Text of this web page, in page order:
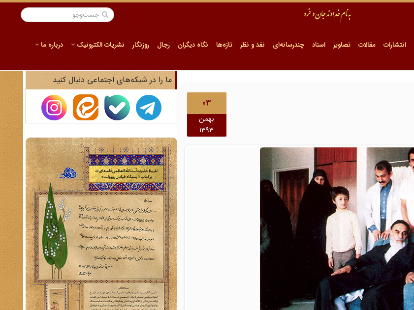
انتشارات مقالات تصاویر اسناد چندرسانه‌ای نقد و نظر تازه‌ها نگاه دیگران رجال روزنگار نشریات الکترونیک درباره ما
03
بهمن
1393
ما را در شبکه‌های اجتماعی دنبال کنید